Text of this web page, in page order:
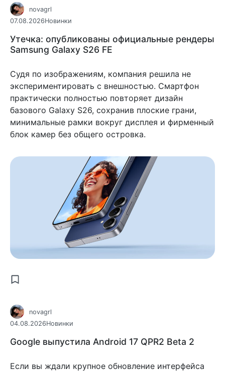
novagrl
07.08.2026Новинки
Утечка: опубликованы официальные рендеры
Samsung Galaxy S26 FE
Судя по изображениям, компания решила не
экспериментировать с внешностью. Смартфон
практически полностью повторяет дизайн
базового Galaxy S26, сохранив плоские грани,
минимальные рамки вокруг дисплея и фирменный
блок камер без общего островка.
novagrl
04.08.2026Новинки
Google выпустила Android 17 QPR2 Beta 2
Если вы ждали крупное обновление интерфейса